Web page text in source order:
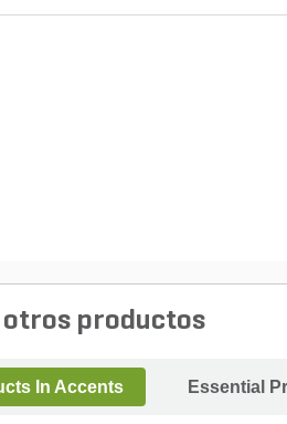
otros productos
In Accents Essential